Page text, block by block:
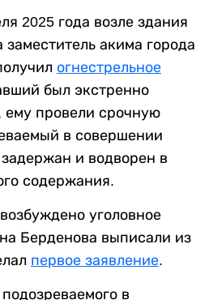
2025 года возле здания
акима города
огнестрельное
был экстренно
ему провели срочную
в совершении
и водворен в
содержания.
уголовное
Берденова выписали из
первое заявление.
в